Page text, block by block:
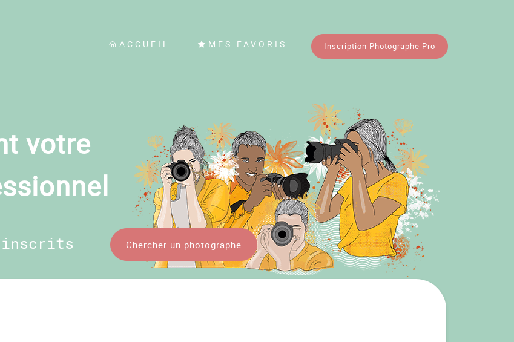
ACCUEIL MES FAVORIS Inscription Photographe Pro
votre
inscrits Chercher un photographe